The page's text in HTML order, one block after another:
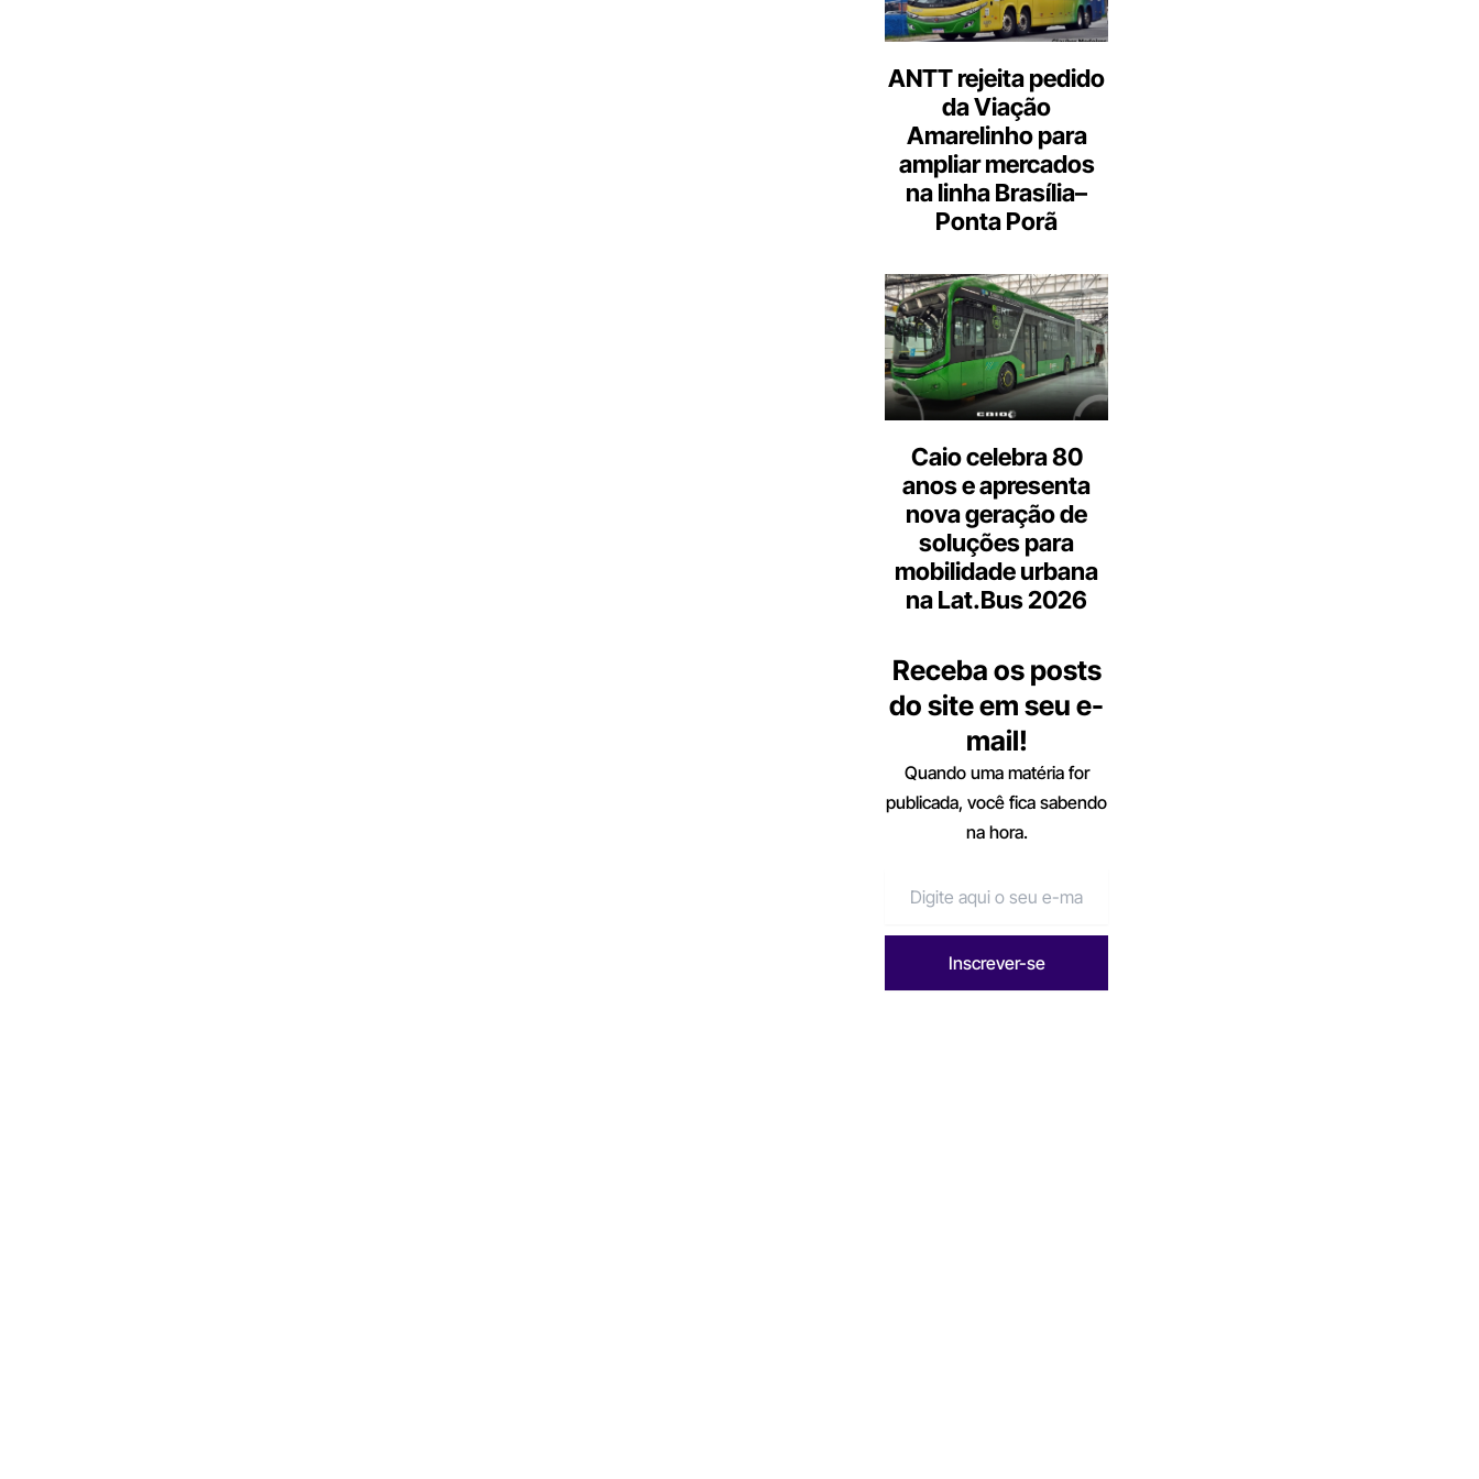
ANTT rejeita pedido
da Viação
Amarelinho para
ampliar mercados
na linha Brasília–
Ponta Porã
Caio celebra 80
anos e apresenta
nova geração de
soluções para
mobilidade urbana
na Lat.Bus 2026
Receba os posts
do site em seu e-
mail!
Quando uma matéria for
publicada, você fica sabendo
na hora.
Inscrever-se